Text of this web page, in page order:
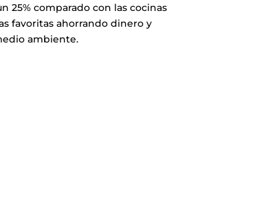
25% comparado con las cocinas
favoritas ahorrando dinero y
ambiente.